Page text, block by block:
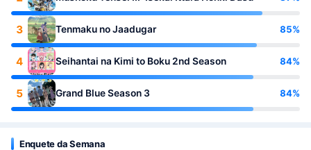
3 Tenmaku no Jaadugar 85%
4 Seihantai na Kimi to Boku 2nd Season 84%
5 Grand Blue Season 3 84%
Enquete da Semana